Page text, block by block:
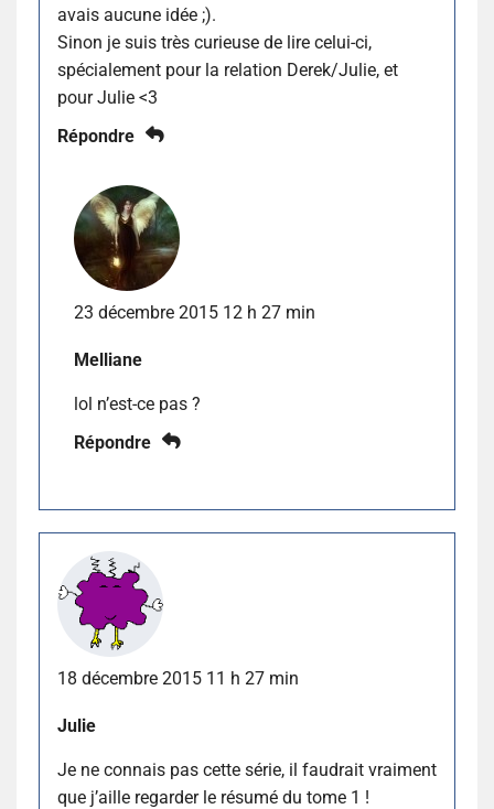
avais aucune idée ;).
Sinon je suis très curieuse de lire celui-ci,
spécialement pour la relation Derek/Julie, et
pour Julie <3
Répondre
23 décembre 2015 12 h 27 min
Melliane
lol n’est-ce pas ?
Répondre
18 décembre 2015 11 h 27 min
Julie
Je ne connais pas cette série, il faudrait vraiment
que j’aille regarder le résumé du tome 1 !